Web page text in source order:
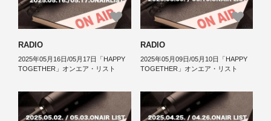
RADIO
2025年05月16日/05月17日「HAPPY
TOGETHER」オンエア・リスト
RADIO
2025年05月09日/05月10日「HAPPY
TOGETHER」オンエア・リスト